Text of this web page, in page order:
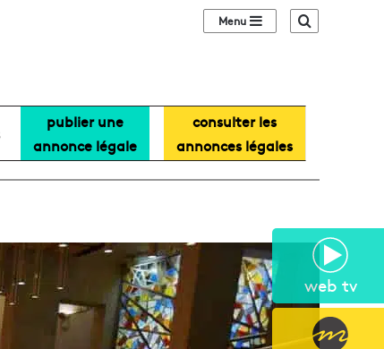
web tv
Sidebar (barre
publier une
annonce légale
consulter les
annonces légales